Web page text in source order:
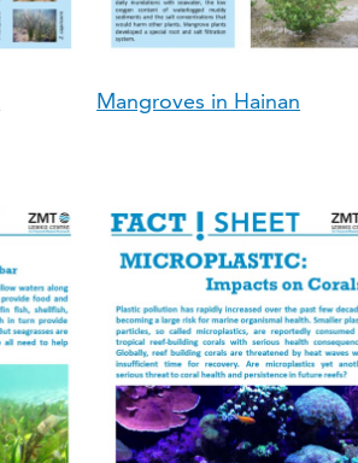
Mangroves in Hainan